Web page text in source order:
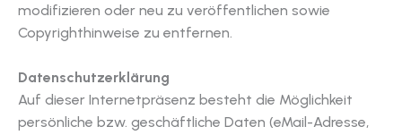
modifizieren oder neu zu veröffentlichen sowie
Copyrighthinweise zu entfernen.
Datenschutzerklärung
Auf dieser Internetpräsenz besteht die Möglichkeit
persönliche bzw. geschäftliche Daten (eMail-Adresse,